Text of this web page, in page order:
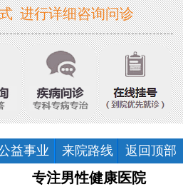
进行详细咨询问诊
益事业 来院路线 返回顶部
专注男性健康医院